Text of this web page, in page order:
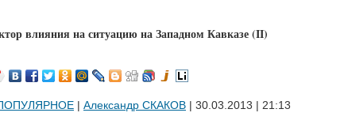
влияния на ситуацию на Западном Кавказе (II)
| Александр СКАКОВ | 30.03.2013 | 21:13